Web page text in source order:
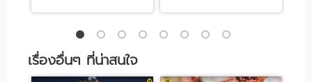
เรื่องอื่นๆ ที่น่าสนใจ